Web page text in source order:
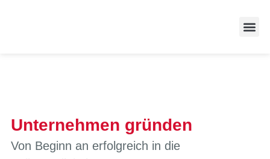
Unternehmen gründen
Von Beginn an erfolgreich in die